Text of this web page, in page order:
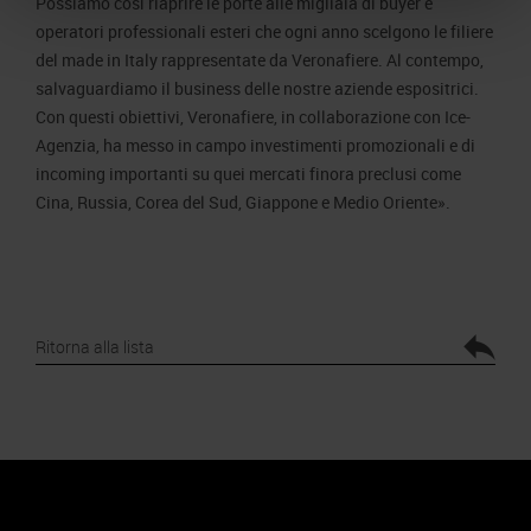
operatori professionali esteri che ogni anno scelgono le filiere
del made in Italy rappresentate da Veronafiere. Al contempo,
salvaguardiamo il business delle nostre aziende espositrici.
Con questi obiettivi, Veronafiere, in collaborazione con Ice-
Agenzia, ha messo in campo investimenti promozionali e di
incoming importanti su quei mercati finora preclusi come
Cina, Russia, Corea del Sud, Giappone e Medio Oriente».
Ritorna alla lista